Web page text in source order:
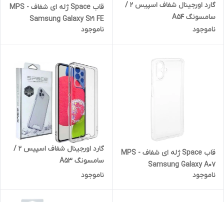
گارد اورجینال شفاف اسپیس 2 /
سامسونگ A54
ناموجود
قاب Space ژله ای شفاف MPS -
Samsung Galaxy S21 FE
ناموجود
قاب Space ژله ای شفاف MPS -
Samsung Galaxy A07
ناموجود
گارد اورجینال شفاف اسپیس 2 /
سامسونگ A53
ناموجود